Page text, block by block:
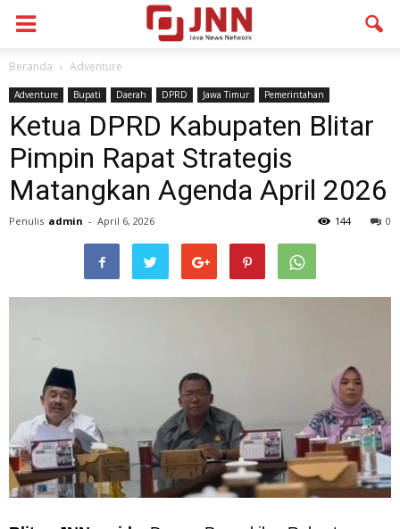
Beranda Adventure
Adventure Bupati Daerah DPRD Jawa Timur Pemerintahan
Ketua DPRD Kabupaten Blitar
Pimpin Rapat Strategis
Matangkan Agenda April 2026
Penulis admin - April 6, 2026 0
144